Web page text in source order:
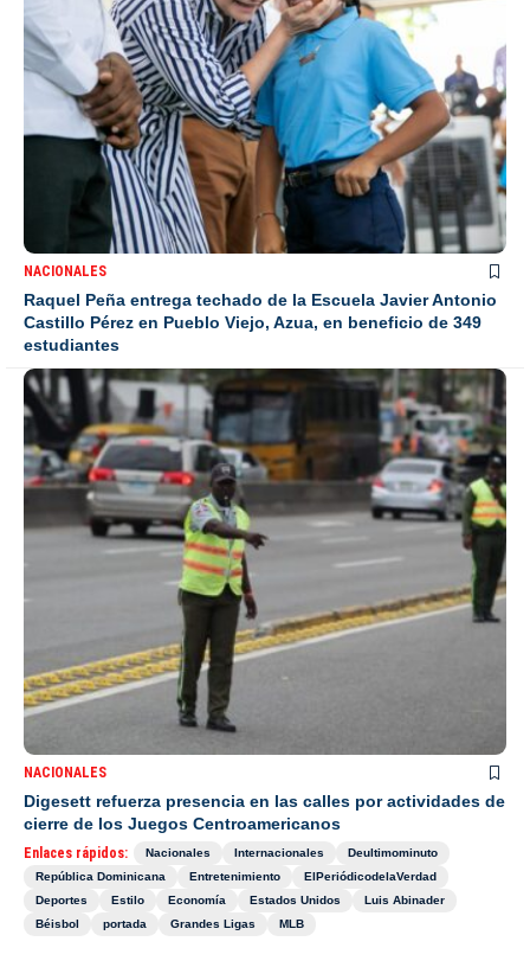
NACIONALES
Raquel Peña entrega techado de la Escuela Javier Antonio
Castillo Pérez en Pueblo Viejo, Azua, en beneficio de 349
estudiantes
NACIONALES
Digesett refuerza presencia en las calles por actividades de
cierre de los Juegos Centroamericanos
Enlaces rápidos: Nacionales Internacionales
Deultimominuto
República Dominicana
Entretenimiento
ElPeriódicodelaVerdad
Deportes
Estilo Economía Estados Unidos
Luis Abinader
Béisbol
portada Grandes Ligas MLB